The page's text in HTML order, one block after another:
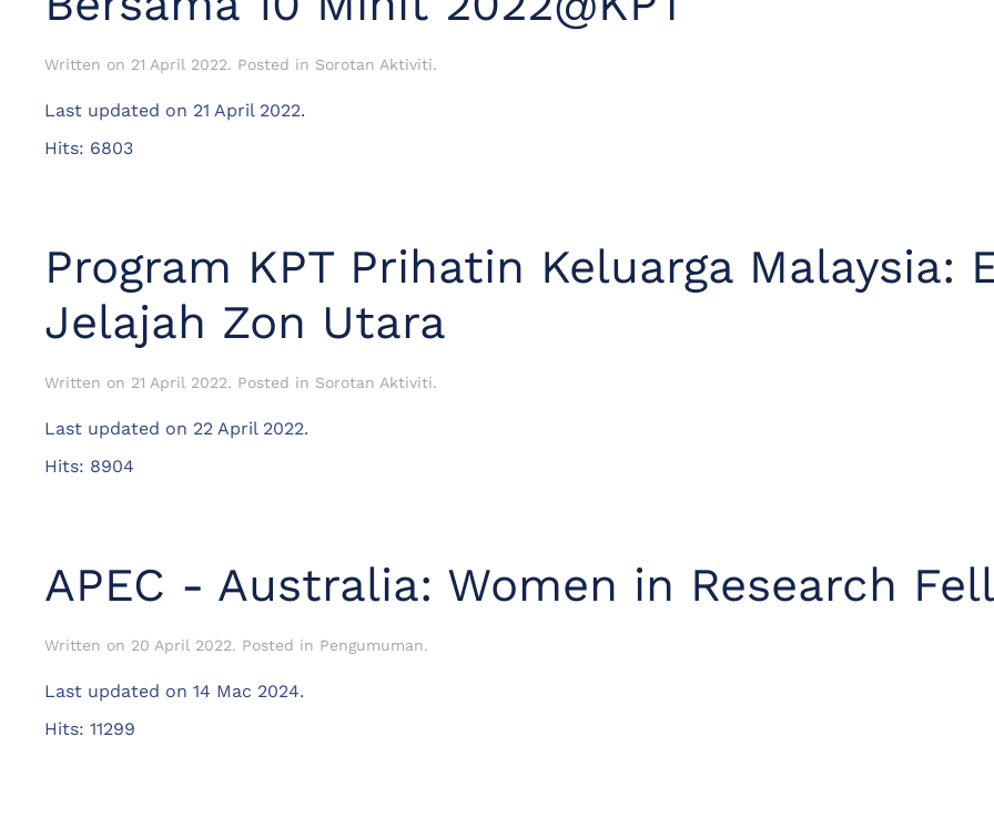
Written on 21 April 2022. Posted in Sorotan Aktiviti.
Last updated on 21 April 2022.
Hits: 6803
Program KPT Prihatin Keluarga Malaysia:
Jelajah Zon Utara
Written on 21 April 2022. Posted in Sorotan Aktiviti.
Last updated on 22 April 2022.
Hits: 8904
APEC - Australia: Women in Research
Written on 20 April 2022. Posted in Pengumuman.
Last updated on 14 Mac 2024.
Hits: 11299